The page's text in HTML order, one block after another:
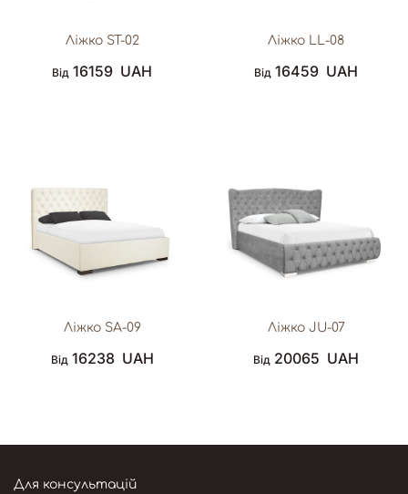
Ліжко ST-02
Від 16159 UAH
Ліжко LL-08
Від 16459 UAH
Ліжко SA-09
Від 16238 UAH
Ліжко JU-07
Від 20065 UAH
Для консультацій